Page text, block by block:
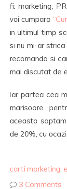
fi: marketing,
voi cumpara
in ultimul timp
si nu mi-ar
recomanda si
mai discutat de
Iar partea cea
marisoare
aceasta
de 20%, cu
carti marketing
3 Comments